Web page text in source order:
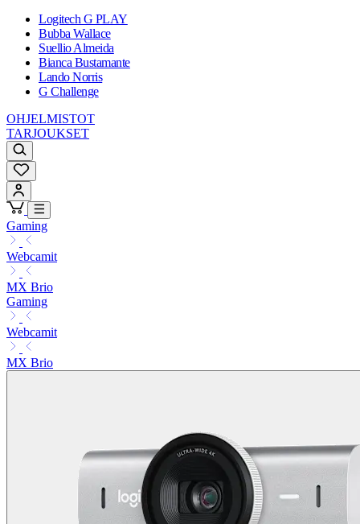
Logitech G PLAY
Bubba Wallace
Suellio Almeida
Bianca Bustamante
Lando Norris
G Challenge
OHJELMISTOT
TARJOUKSET
Gaming
Webcamit
MX Brio
Gaming
Webcamit
MX Brio